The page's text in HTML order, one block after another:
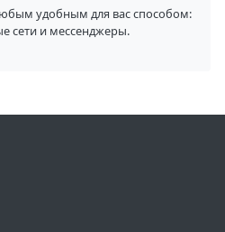
удобным для вас способом:
сети и мессенджеры.